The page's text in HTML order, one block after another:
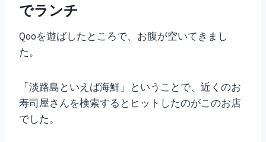
でランチ
Qooを遊ばしたところで、お腹が空いてきまし
た。
「淡路島といえば海鮮」ということで、近くのお
寿司屋さんを検索するとヒットしたのがこのお店
でした。